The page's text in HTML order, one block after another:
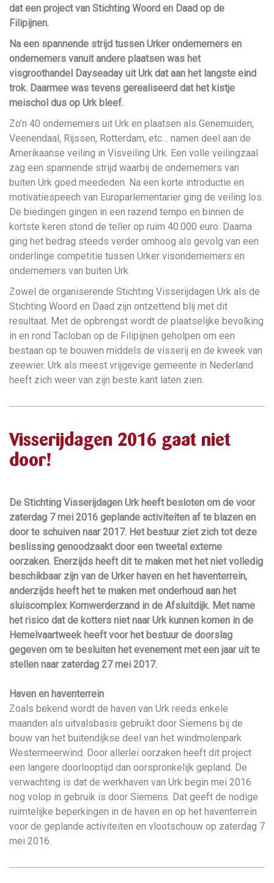
dat een project van Stichting Woord en Daad op de
Filipijnen.
Na een spannende strijd tussen Urker ondernemers en
ondernemers vanuit andere plaatsen was het
visgroothandel Dayseaday uit Urk dat aan het langste eind
trok. Daarmee was tevens gerealiseerd dat het kistje
meischol dus op Urk bleef.
Zo’n 40 ondernemers uit Urk en plaatsen als Genemuiden,
Veenendaal, Rijssen, Rotterdam, etc… namen deel aan de
Amerikaanse veiling in Visveiling Urk. Een volle veilingzaal
zag een spannende strijd waarbij de ondernemers van
buiten Urk goed meededen. Na een korte introductie en
motivatiespeech van Europarlementarier ging de veiling los.
De biedingen gingen in een razend tempo en binnen de
kortste keren stond de teller op ruim 40.000 euro. Daarna
ging het bedrag steeds verder omhoog als gevolg van een
onderlinge competitie tussen Urker visondernemers en
ondernemers van buiten Urk.
Zowel de organiserende Stichting Visserijdagen Urk als de
Stichting Woord en Daad zijn ontzettend blij met dit
resultaat. Met de opbrengst wordt de plaatselijke bevolking
in en rond Tacloban op de Filipijnen geholpen om een
bestaan op te bouwen middels de visserij en de kweek van
zeewier. Urk als meest vrijgevige gemeente in Nederland
heeft zich weer van zijn beste kant laten zien.
Visserijdagen 2016 gaat niet
door!
De Stichting Visserijdagen Urk heeft besloten om de voor
zaterdag 7 mei 2016 geplande activiteiten af te blazen en
door te schuiven naar 2017. Het bestuur ziet zich tot deze
beslissing genoodzaakt door een tweetal externe
oorzaken. Enerzijds heeft dit te maken met het niet volledig
beschikbaar zijn van de Urker haven en het haventerrein,
anderzijds heeft het te maken met onderhoud aan het
sluiscomplex Kornwerderzand in de Afsluitdijk. Met name
het risico dat de kotters niet naar Urk kunnen komen in de
Hemelvaartweek heeft voor het bestuur de doorslag
gegeven om te besluiten het evenement met een jaar uit te
stellen naar zaterdag 27 mei 2017.
Haven en haventerrein
Zoals bekend wordt de haven van Urk reeds enkele
maanden als uitvalsbasis gebruikt door Siemens bij de
bouw van het buitendijkse deel van het windmolenpark
Westermeerwind. Door allerlei oorzaken heeft dit project
een langere doorlooptijd dan oorspronkelijk gepland. De
verwachting is dat de werkhaven van Urk begin mei 2016
nog volop in gebruik is door Siemens. Dat geeft de nodige
ruimtelijke beperkingen in de haven en op het haventerrein
voor de geplande activiteiten en vlootschouw op zaterdag 7
mei 2016.